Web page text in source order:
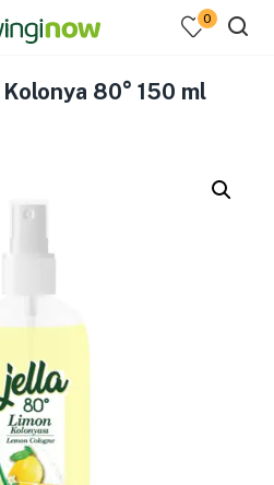
0
80° 150 ml